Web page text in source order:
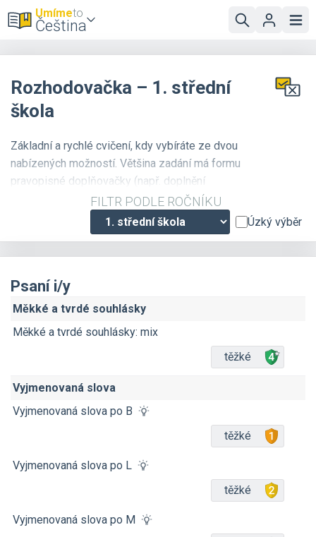
Umímeto
Čeština
Rozhodovačka – 1. střední
škola
Základní a rychlé cvičení, kdy vybíráte ze dvou
nabízených možností. Většina zadání má formu
pravopisné doplňovačky (např. doplnění
chybějícího písmene do slova). Některá zadání
pokrývají i další jevy (např. stavba slova či vět).
FILTR PODLE ROČNÍKU
Úzký výběr
Psaní i/y
Měkké a tvrdé souhlásky
Měkké a tvrdé souhlásky: mix
těžké
Vyjmenovaná slova
Vyjmenovaná slova po B
těžké
Vyjmenovaná slova po L
těžké
Vyjmenovaná slova po M